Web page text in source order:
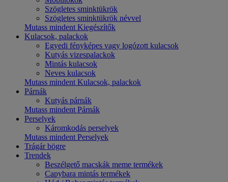
Szögletes sminktükrök
Szögletes sminktükrök névvel
Mutass mindent Kiegészítők
Kulacsok, palackok
Egyedi fényképes vagy logózott kulacsok
Kutyás vizespalackok
Mintás kulacsok
Neves kulacsok
Mutass mindent Kulacsok, palackok
Párnák
Kutyás párnák
Mutass mindent Párnák
Perselyek
Káromkodás perselyek
Mutass mindent Perselyek
Trágár bögre
Trendek
Beszélgető macskák meme termékek
Capybara mintás termékek